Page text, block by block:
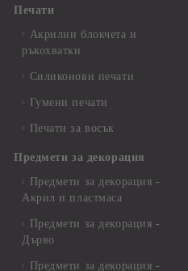
Печати
Акрилни блокчета и
ръкохватки
Силиконови печати
Гумени печати
Печати за восък
Предмети за декорация
Предмети за декорация -
Акрил и пластмаса
Предмети за декорация -
Дърво
Предмети за декорация -